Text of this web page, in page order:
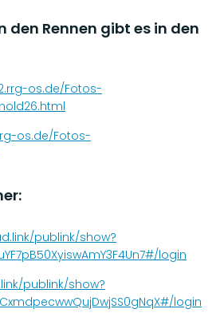
den Rennen gibt es in den
os.de/Fotos-
os.de/Fotos-
publink/show?
login
publink/show?
login